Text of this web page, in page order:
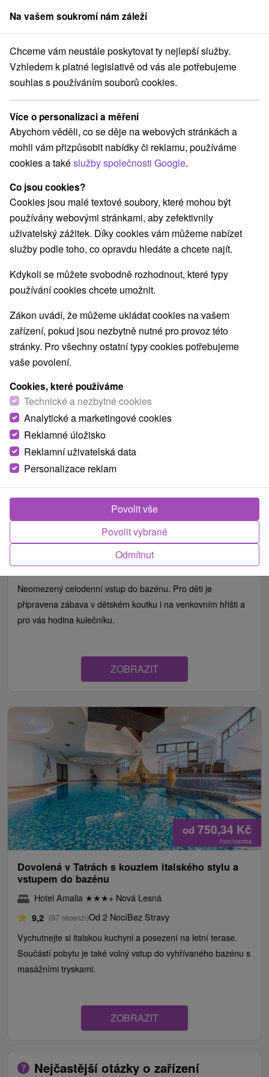
člen skupinySorger
Prešovský kraj Nová Lesná Hotel Amalia ***+ Nová Lesná
Pobyty - Hotel Amalia★
Lesná
Nová Lesná
Navigovat do místa
O ZAŘÍZENÍ POBYTY RECENZE
Východné Slovensko, Prešovský kraj, Poprad, Nová
Lesná
Zavolejte nám - +421 2 21 02 57 57
TIP
/noc/osoba
Letní prázdniny v Tatrách s aktivitami pro děti i
Hotel Amalia★★★+ Nová Lesná
9,2 (97 recenzí)Od 3 NocíPolopenze
Neomezený celodenní vstup do bazénu. Pro děti je
připravena zábava v dětském koutku i na venkovním hřišti a
pro vás hodina kulečníku.
ZOBRAZIT
od 750,34 Kč
/noc/osoba
Dovolená v Tatrách s kouzlem italského stylu a
vstupem do bazénu
Hotel Amalia ★★★+ Nová Lesná
9,2 (97 recenzí)Od 2 NocíBez Stravy
Vychutnejte si italskou kuchyni a posezení na letní terase.
Součástí pobytu je také volný vstup do vyhřívaného bazénu s
masážními tryskami.
ZOBRAZIT
Nejčastější otázky o zařízení
Na vašem soukromí nám záleží
Chceme vám neustále poskytovat ty nejlepší služby.
Vzhledem k platné legislativě od vás ale potřebujeme
souhlas s používáním souborů cookies.
Více o personalizaci a měření
Abychom věděli, co se děje na webových stránkách a
mohli vám přizpůsobit nabídky či reklamu, používáme
cookies a takéslužby společnosti Google.
Co jsou cookies?
Cookies jsou malé textové soubory, které mohou být
používány webovými stránkami, aby zefektivnily
uživatelský zážitek. Díky cookies vám můžeme nabízet
služby podle toho, co opravdu hledáte a chcete najít.
Kdykoli se můžete svobodně rozhodnout, které typy
používání cookies chcete umožnit.
Zákon uvádí, že můžeme ukládat cookies na vašem
zařízení, pokud jsou nezbytně nutné pro provoz této
stránky. Pro všechny ostatní typy cookies potřebujeme
vaše povolení.
Cookies, které používáme
Technické a nezbytné cookies
Analytické a marketingové cookies
Reklamné úložisko
Reklamní uživatelská data
Personalizace reklam
Odmítnut
Povolit vybrané
Povolit vše